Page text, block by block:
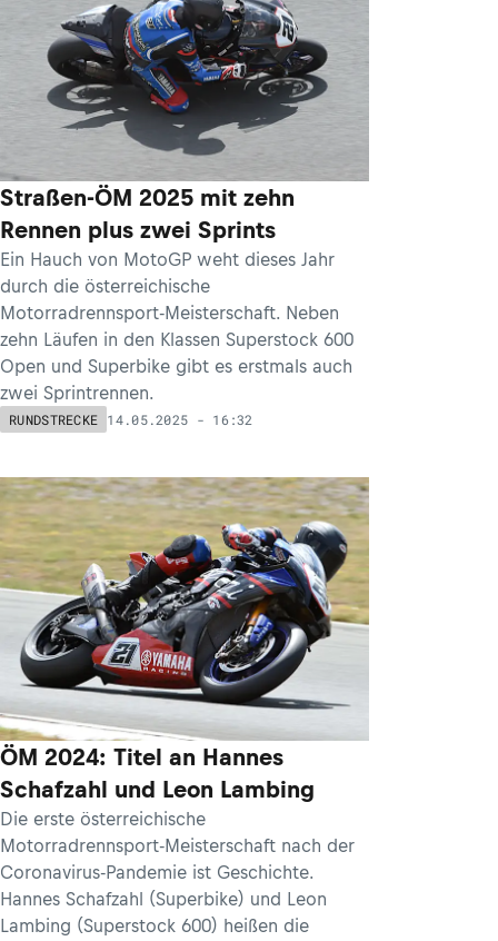
Straßen-ÖM 2025 mit zehn
Rennen plus zwei Sprints
Ein Hauch von MotoGP weht dieses Jahr
durch die österreichische
Motorradrennsport-Meisterschaft. Neben
zehn Läufen in den Klassen Superstock 600
Open und Superbike gibt es erstmals auch
zwei Sprintrennen.
RUNDSTRECKE 14.05.2025 - 16:32
ÖM 2024: Titel an Hannes
Schafzahl und Leon Lambing
Die erste österreichische
Motorradrennsport-Meisterschaft nach der
Coronavirus-Pandemie ist Geschichte.
Hannes Schafzahl (Superbike) und Leon
Lambing (Superstock 600) heißen die